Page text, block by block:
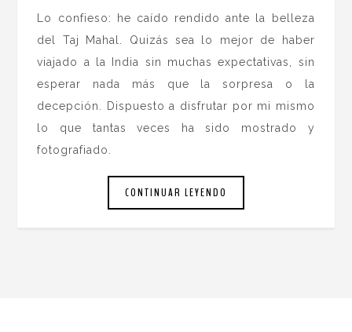
Lo confieso: he caído rendido ante la belleza
del Taj Mahal. Quizás sea lo mejor de haber
viajado a la India sin muchas expectativas, sin
esperar nada más que la sorpresa o la
decepción. Dispuesto a disfrutar por mi mismo
lo que tantas veces ha sido mostrado y
fotografiado.
CONTINUAR LEYENDO